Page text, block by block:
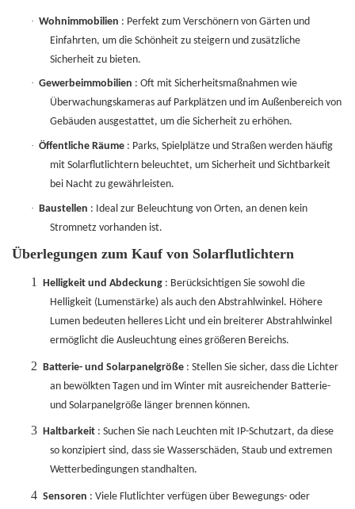
· Wohnimmobilien : Perfekt zum Verschönern von Gärten und
Einfahrten, um die Schönheit zu steigern und zusätzliche
Sicherheit zu bieten.
· Gewerbeimmobilien : Oft mit Sicherheitsmaßnahmen wie
Überwachungskameras auf Parkplätzen und im Außenbereich von
Gebäuden ausgestattet, um die Sicherheit zu erhöhen.
· Öffentliche Räume : Parks, Spielplätze und Straßen werden häufig
mit Solarflutlichtern beleuchtet, um Sicherheit und Sichtbarkeit
bei Nacht zu gewährleisten.
· Baustellen : Ideal zur Beleuchtung von Orten, an denen kein
Stromnetz vorhanden ist.
Überlegungen zum Kauf von Solarflutlichtern
1 Helligkeit und Abdeckung : Berücksichtigen Sie sowohl die
Helligkeit (Lumenstärke) als auch den Abstrahlwinkel. Höhere
Lumen bedeuten helleres Licht und ein breiterer Abstrahlwinkel
ermöglicht die Ausleuchtung eines größeren Bereichs.
2 Batterie- und Solarpanelgröße : Stellen Sie sicher, dass die Lichter
an bewölkten Tagen und im Winter mit ausreichender Batterie-
und Solarpanelgröße länger brennen können.
3 Haltbarkeit : Suchen Sie nach Leuchten mit IP-Schutzart, da diese
so konzipiert sind, dass sie Wasserschäden, Staub und extremen
Wetterbedingungen standhalten.
4 Sensoren : Viele Flutlichter verfügen über Bewegungs- oder